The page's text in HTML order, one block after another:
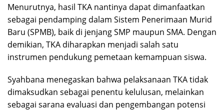
Menurutnya, hasil TKA nantinya dapat dimanfaatkan
sebagai pendamping dalam Sistem Penerimaan Murid
Baru (SPMB), baik di jenjang SMP maupun SMA. Dengan
demikian, TKA diharapkan menjadi salah satu
instrumen pendukung pemetaan kemampuan siswa.
Syahbana menegaskan bahwa pelaksanaan TKA tidak
dimaksudkan sebagai penentu kelulusan, melainkan
sebagai sarana evaluasi dan pengembangan potensi